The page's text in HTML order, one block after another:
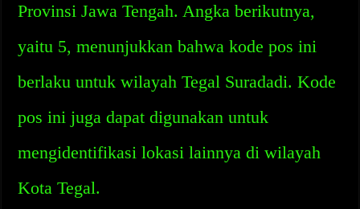
Provinsi Jawa Tengah. Angka berikutnya,
yaitu 5, menunjukkan bahwa kode pos ini
berlaku untuk wilayah Tegal Suradadi. Kode
pos ini juga dapat digunakan untuk
mengidentifikasi lokasi lainnya di wilayah
Kota Tegal.